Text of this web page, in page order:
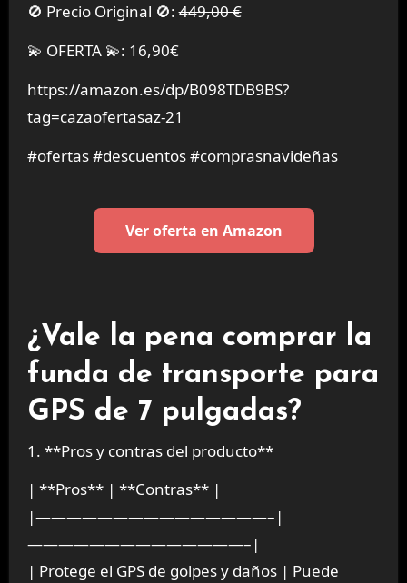
🚫 Precio Original 🚫:449,00 €
💫 OFERTA 💫: 16,90€
https://amazon.es/dp/B098TDB9BS?
tag=cazaofertasaz-21
#ofertas #descuentos #comprasnavideñas
Ver oferta en Amazon
¿Vale la pena comprar la
funda de transporte para
GPS de 7 pulgadas?
1. **Pros y contras del producto**
| **Pros** | **Contras** |
|———————————————–|
——————————————–|
| Protege el GPS de golpes y daños | Puede